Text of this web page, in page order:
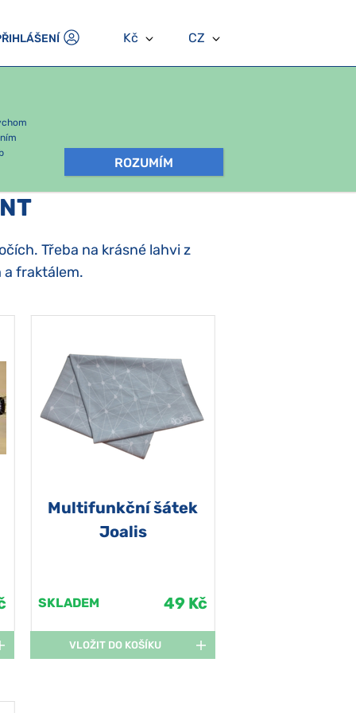
Kč CZ
ROZUMÍM
Třeba na krásné lahvi z
a fraktálem.
Multifunkční šátek
Joalis
SKLADEM 49 Kč
VLOŽIT DO KOŠÍKU